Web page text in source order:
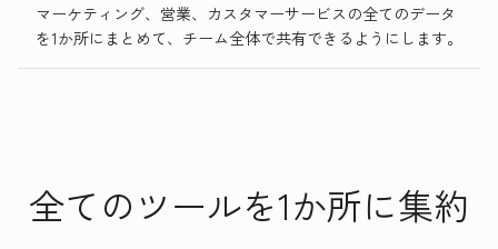
マーケティング、営業、カスタマーサービスの全てのデータ
を1か所にまとめて、チーム全体で共有できるようにします。
全てのツールを1か所に集約